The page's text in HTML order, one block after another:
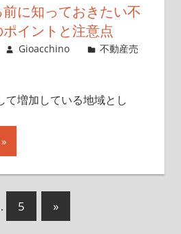
に知っておきたい不
イントと注意点
Gioacchino
不動産売
て増加している地域とし
5
次
の
»